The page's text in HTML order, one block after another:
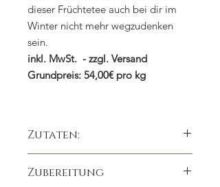
dieser Früchtetee auch bei dir im
Winter nicht mehr wegzudenken
sein.
inkl. MwSt. - zzgl. Versand
Grundpreis: 54,00€ pro kg
Zutaten:
Zitronensäure), Weinbeeren,
Zubereitung